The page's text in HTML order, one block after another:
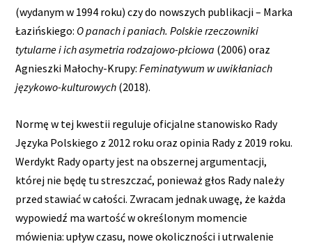
(wydanym w 1994 roku) czy do nowszych publikacji – Marka
Łazińskiego: O panach i paniach. Polskie rzeczowniki
tytularne i ich asymetria rodzajowo-płciowa (2006) oraz
Agnieszki Małochy-Krupy:Feminatywum w uwikłaniach
językowo-kulturowych (2018).
Normę w tej kwestii reguluje oficjalne stanowisko Rady
Języka Polskiego z 2012 roku oraz opinia Rady z 2019 roku.
Werdykt Rady oparty jest na obszernej argumentacji,
której nie będę tu streszczać, ponieważ głos Rady należy
przed stawiać w całości. Zwracam jednak uwagę, że każda
wypowiedź ma wartość w określonym momencie
mówienia: upływ czasu, nowe okoliczności i utrwalenie